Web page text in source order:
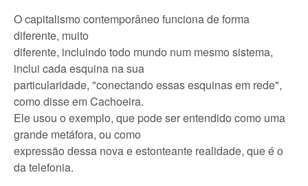
O capitalismo contemporâneo funciona de forma
diferente, muito
diferente, incluindo todo mundo num mesmo sistema,
inclui cada esquina na sua
particularidade, "conectando essas esquinas em rede",
como disse em Cachoeira.
Ele usou o exemplo, que pode ser entendido como uma
grande metáfora, ou como
expressão dessa nova e estonteante realidade, que é o
da telefonia.